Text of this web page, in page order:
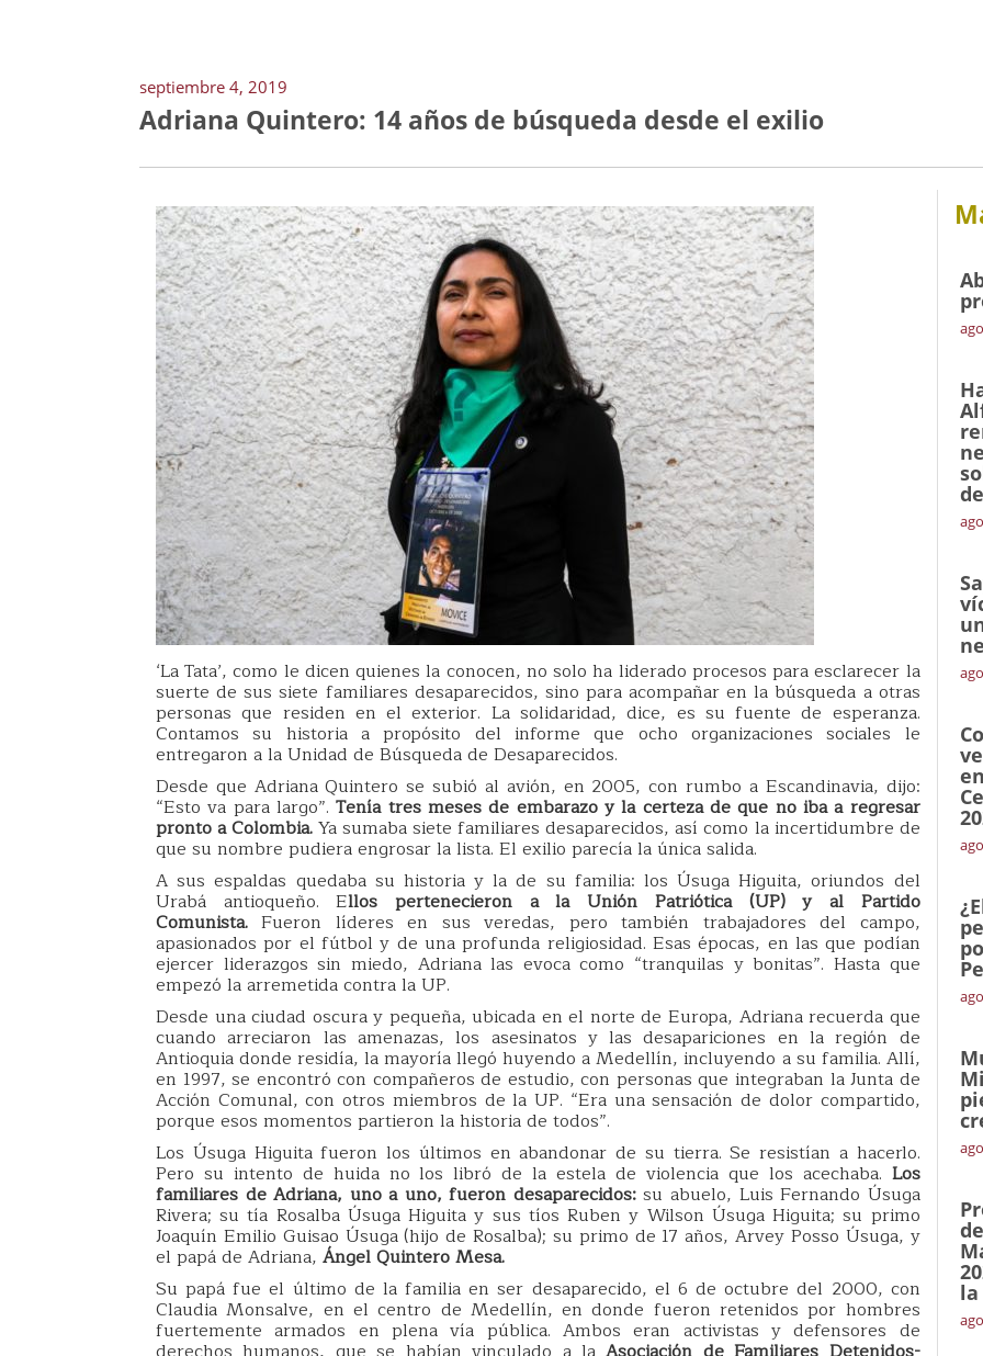
septiembre 4, 2019
Adriana Quintero: 14 años de búsqueda desde el exilio
‘La Tata’, como le dicen quienes la conocen, no solo ha liderado procesos para esclarecer la
suerte de sus siete familiares desaparecidos, sino para acompañar en la búsqueda a otras
personas que residen en el exterior. La solidaridad, dice, es su fuente de esperanza.
Contamos su historia a propósito del informe que ocho organizaciones sociales le
entregaron a la Unidad de Búsqueda de Desaparecidos.
Desde que Adriana Quintero se subió al avión, en 2005, con rumbo a Escandinavia, dijo:
“Esto va para largo”.Tenía tres meses de embarazo y la certeza de que no iba a regresar
pronto a Colombia.Ya sumaba siete familiares desaparecidos, así como la incertidumbre de
que su nombre pudiera engrosar la lista. El exilio parecía la única salida.
A sus espaldas quedaba su historia y la de su familia: los Úsuga Higuita, oriundos del
Urabá antioqueño. Ellos pertenecieron a la Unión Patriótica (UP) y al Partido
Comunista.Fueron líderes en sus veredas, pero también trabajadores del campo,
apasionados por el fútbol y de una profunda religiosidad. Esas épocas, en las que podían
ejercer liderazgos sin miedo, Adriana las evoca como “tranquilas y bonitas”. Hasta que
empezó la arremetida contra la UP.
Desde una ciudad oscura y pequeña, ubicada en el norte de Europa, Adriana recuerda que
cuando arreciaron las amenazas, los asesinatos y las desapariciones en la región de
Antioquia donde residía, la mayoría llegó huyendo a Medellín, incluyendo a su familia. Allí,
en 1997, se encontró con compañeros de estudio, con personas que integraban la Junta de
Acción Comunal, con otros miembros de la UP. “Era una sensación de dolor compartido,
porque esos momentos partieron la historia de todos”.
Los Úsuga Higuita fueron los últimos en abandonar de su tierra. Se resistían a hacerlo.
Pero su intento de huida no los libró de la estela de violencia que los acechaba. Los
familiares de Adriana, uno a uno, fueron desaparecidos:su abuelo, Luis Fernando Úsuga
Rivera; su tía Rosalba Úsuga Higuita y sus tíos Ruben y Wilson Úsuga Higuita; su primo
Joaquín Emilio Guisao Úsuga (hijo de Rosalba); su primo de 17 años, Arvey Posso Úsuga, y
el papá de Adriana, Ángel Quintero Mesa.
Su papá fue el último de la familia en ser desaparecido, el 6 de octubre del 2000, con
Claudia Monsalve, en el centro de Medellín, en donde fueron retenidos por hombres
fuertemente armados en plena vía pública. Ambos eran activistas y defensores de
la